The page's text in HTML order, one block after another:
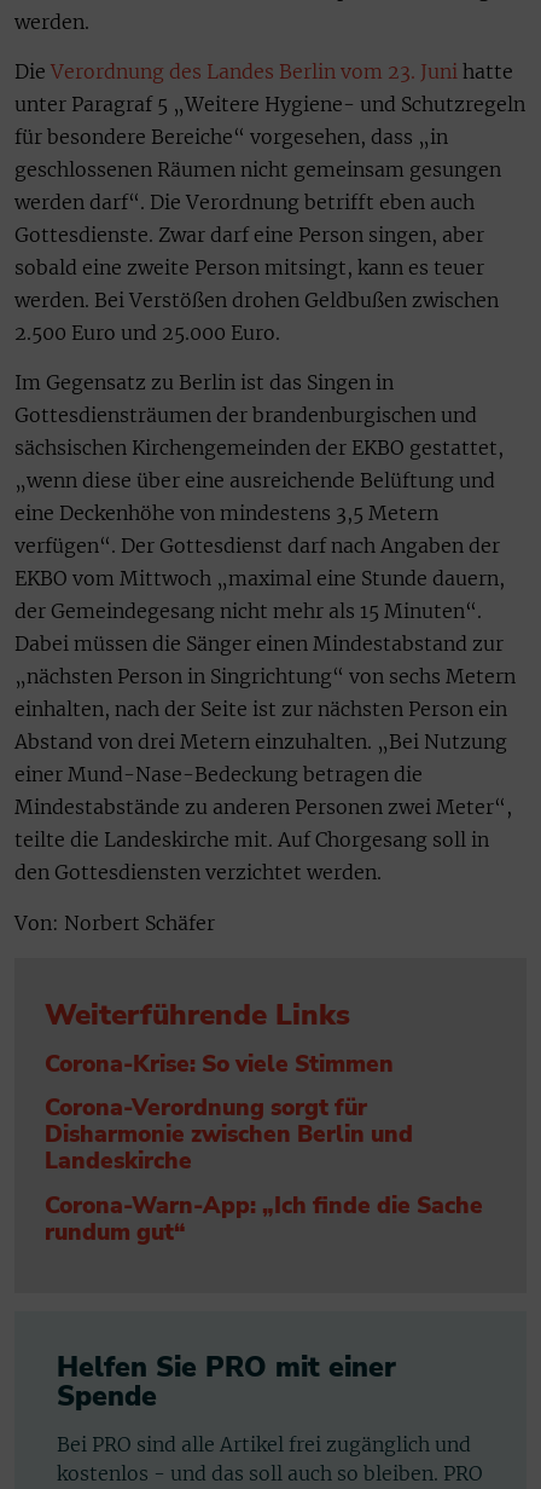
werden.
Die Verordnung des Landes Berlin vom 23. Juni hatte
unter Paragraf 5 „Weitere Hygiene- und Schutzregeln
für besondere Bereiche“ vorgesehen, dass „in
geschlossenen Räumen nicht gemeinsam gesungen
werden darf“. Die Verordnung betrifft eben auch
Gottesdienste. Zwar darf eine Person singen, aber
sobald eine zweite Person mitsingt, kann es teuer
werden. Bei Verstößen drohen Geldbußen zwischen
2.500 Euro und 25.000 Euro.
Im Gegensatz zu Berlin ist das Singen in
Gottesdiensträumen der brandenburgischen und
sächsischen Kirchengemeinden der EKBO gestattet,
„wenn diese über eine ausreichende Belüftung und
eine Deckenhöhe von mindestens 3,5 Metern
verfügen“. Der Gottesdienst darf nach Angaben der
EKBO vom Mittwoch „maximal eine Stunde dauern,
der Gemeindegesang nicht mehr als 15 Minuten“.
Dabei müssen die Sänger einen Mindestabstand zur
„nächsten Person in Singrichtung“ von sechs Metern
einhalten, nach der Seite ist zur nächsten Person ein
Abstand von drei Metern einzuhalten. „Bei Nutzung
einer Mund-Nase-Bedeckung betragen die
Mindestabstände zu anderen Personen zwei Meter“,
teilte die Landeskirche mit. Auf Chorgesang soll in
den Gottesdiensten verzichtet werden.
Von: Norbert Schäfer
Weiterführende Links
Corona-Krise: So viele Stimmen
Corona-Verordnung sorgt für
Disharmonie zwischen Berlin und
Landeskirche
Corona-Warn-App: „Ich finde die Sache
rundum gut“
Helfen Sie PRO mit einer
Spende
Bei PRO sind alle Artikel frei zugänglich und
kostenlos - und das soll auch so bleiben. PRO